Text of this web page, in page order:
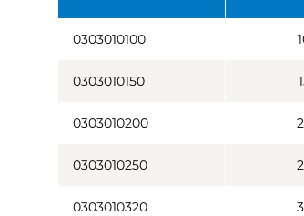
0303010100
0303010150
0303010200
0303010250
0303010320